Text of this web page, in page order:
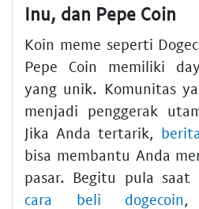
Inu, dan Pepe Coin
Koin meme seperti
Pepe Coin memiliki
yang unik. Komunitas
menjadi penggerak
Jika Anda tertarik,
bisa membantu Anda
pasar. Begitu pula saat
cara beli dogecoin,